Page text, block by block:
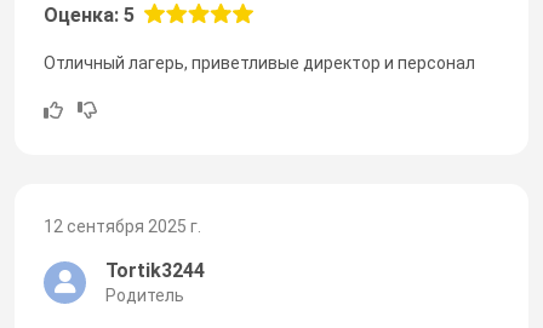
Оценка: 5
Отличный лагерь, приветливые директор и персонал
12 сентября 2025 г.
Tortik3244
Родитель